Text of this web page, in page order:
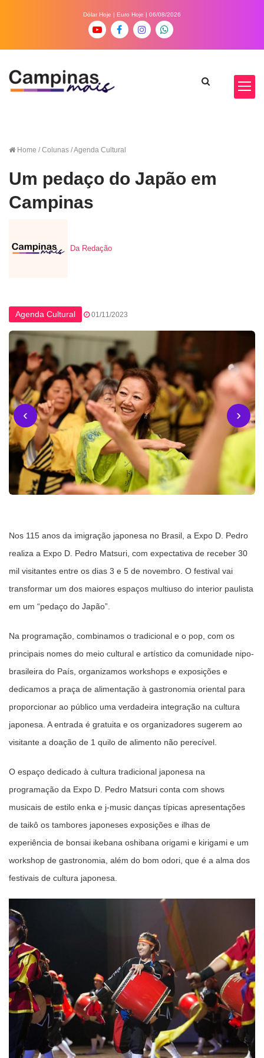
Dólar Hoje | Euro Hoje | 06/08/2026
Home / Colunas / Agenda Cultural
Um pedaço do Japão em
Campinas
Da Redação
Agenda Cultural 01/11/2023
‹ ›
Nos 115 anos da imigração japonesa no Brasil, a Expo D. Pedro
realiza a Expo D. Pedro Matsuri, com expectativa de receber 30
mil visitantes entre os dias 3 e 5 de novembro. O festival vai
transformar um dos maiores espaços multiuso do interior paulista
em um “pedaço do Japão”.
Na programação, combinamos o tradicional e o pop, com os
principais nomes do meio cultural e artístico da comunidade nipo-
brasileira do País, organizamos workshops e exposições e
dedicamos a praça de alimentação à gastronomia oriental para
proporcionar ao público uma verdadeira integração na cultura
japonesa. A entrada é gratuita e os organizadores sugerem ao
visitante a doação de 1 quilo de alimento não perecível.
O espaço dedicado à cultura tradicional japonesa na
programação da Expo D. Pedro Matsuri conta com shows
musicais de estilo enka e j-music danças típicas apresentações
de taikô os tambores japoneses exposições e ilhas de
experiência de bonsai ikebana oshibana origami e kirigami e um
workshop de gastronomia, além do bom odori, que é a alma dos
festivais de cultura japonesa.